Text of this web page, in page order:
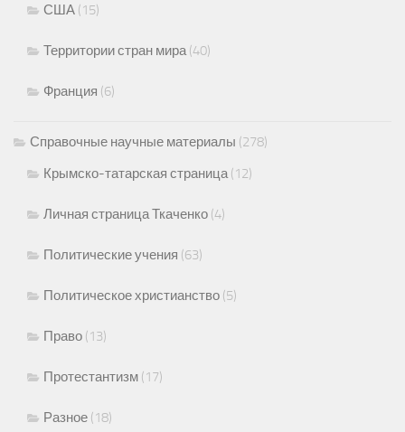
США (15)
Территории стран мира(40)
Франция (6)
Справочные научные материалы (278)
Крымско-татарская страница(12)
Личная страница Ткаченко (4)
Политические учения (63)
Политическое христианство (5)
Право (13)
Протестантизм (17)
Разное (18)